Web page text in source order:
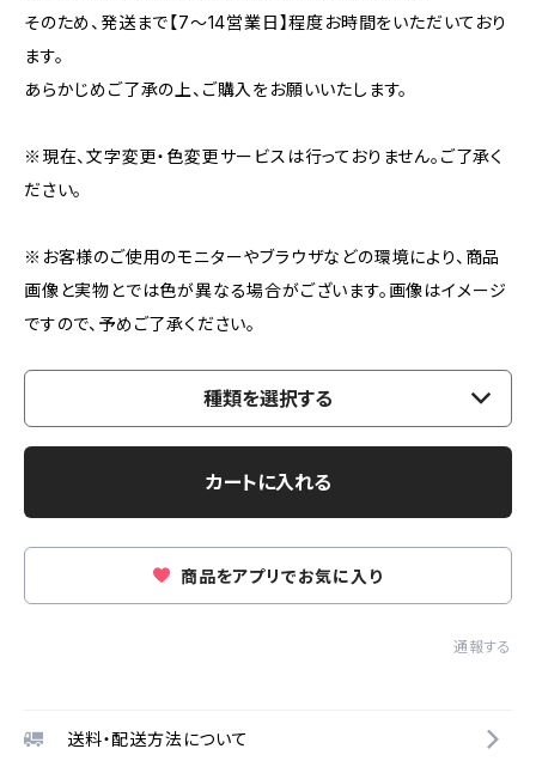
そのため、発送まで【7〜14営業日】程度お時間をいただいており
ます。
あらかじめご了承の上、ご購入をお願いいたします。
※現在、文字変更・色変更サービスは行っておりません。ご了承く
ださい。
※お客様のご使用のモニターやブラウザなどの環境により、商品
画像と実物とでは色が異なる場合がございます。画像はイメージ
ですので、予めご了承ください。
種類を選択する
カートに入れる
商品をアプリでお気に入り
通報する
送料・配送方法について